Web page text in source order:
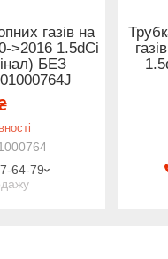
газів на
>2016 1.5dCi
БЕЗ
64-79